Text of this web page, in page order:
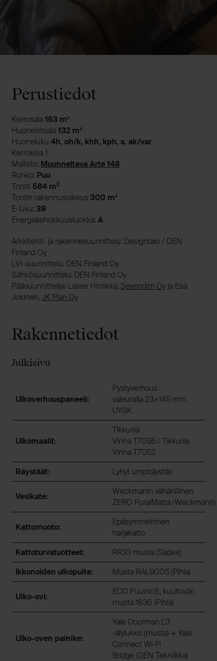
Perustiedot
Kerrosala163 m²
Huoneistoala132 m²
Huoneluku 4h, oh/k, khh, kph, s, ak/var
Kerroksia 1
Mallisto: MuunneltavaArte 148
Runko: Puu
Tontti 584 m2
Tontin rakennusoikeus300 m²
E-luku:39
Energiatehokkuusluokka:A
Arkkitehti- ja rakennesuunnittelu: Designtalo / DEN
Finland Oy
LVI-suunnittelu: DEN Finland Oy
Sähkösuunnittelu: DEN Finland Oy
Pääsuunnittelija: Lasse Hintikka, Sevendim Oy ja Esa
Jokinen,JK Plan Oy
Rakennetiedot
Julkisivu
Ulkoverhouspaneeli:
Pystyverhous
valeuralla 23×145 mm
UYSK
Ulkomaalit:
Tikkurila
Vinha T7055 / Tikkurila
Vinha T7052
Räystäät:
Lyhyt umpiräystäs
Vesikate:
Weckmanin vähähiilinen
ZERO PuralMatta (Weckmann)
Kattomuoto:
Epäsymmetrinen
harjakatto
Kattoturvatuotteet:
RR33 musta (Sadex)
Ikkunoiden ulkopuite:
Musta RAL9005 (Pihla)
Ulko-ovi:
ECO Puuovi 6, kuultoväri
musta 1836 (Pihla)
Ulko-oven painike:
Yale Doorman L3
-älylukko (musta) + Yale
Connect Wi-Fi
Bridge (DEN Tekniikka)